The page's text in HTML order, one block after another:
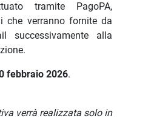
tramite PagoPA,
che verranno fornite da
successivamente alla
febbraio 2026.
verrà realizzata solo in